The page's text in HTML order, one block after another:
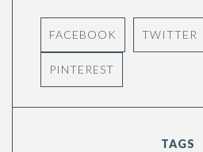
FACEBOOK TWITTER
PINTEREST
TAGS